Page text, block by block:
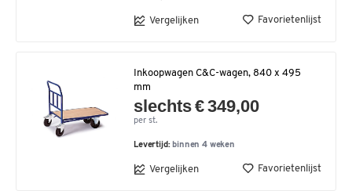
Vergelijken Favorietenlijst
Inkoopwagen C&C-wagen, 840 x 495
mm
slechts € 349,00
per st.
Levertijd: binnen 4 weken
Vergelijken Favorietenlijst